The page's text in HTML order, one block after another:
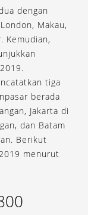
dengan
Makau,
Kemudian,
tiga
berada
Jakarta di
dan Batam
Berikut
menurut